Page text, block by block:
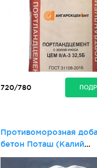
720/780
Противоморозная
бетон Поташ (Калий
углекислый